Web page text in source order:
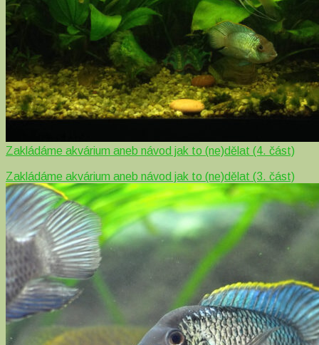
Zakládáme akvárium aneb návod jak to (ne)dělat (4. část)
Zakládáme akvárium aneb návod jak to (ne)dělat (3. část)